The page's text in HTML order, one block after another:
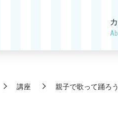
講座 親子で歌って踊ろ